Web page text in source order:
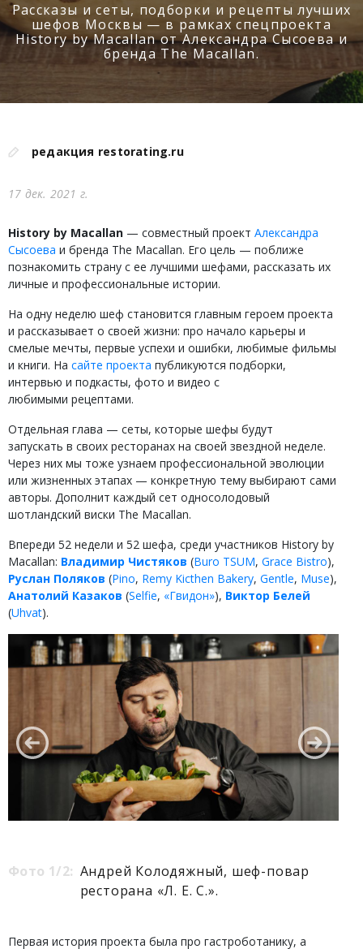
Рассказы и сеты, подборки и рецепты лучших
шефов Москвы — в рамках спецпроекта
History by Macallan от Александра Сысоева и
бренда The Macallan.
редакция restorating.ru
17 дек. 2021 г.
History by Macallan — совместный проект Александра
Сысоева и бренда The Macallan. Его цель — поближе
познакомить страну с ее лучшими шефами, рассказать их
личные и профессиональные истории.
На одну неделю шеф становится главным героем проекта
и рассказывает о своей жизни: про начало карьеры и
смелые мечты, первые успехи и ошибки, любимые фильмы
и книги. На сайте проекта публикуются подборки,
интервью и подкасты, фото и видео с
любимыми рецептами.
Отдельная глава — сеты, которые шефы будут
запускать в своих ресторанах на своей звездной неделе.
Через них мы тоже узнаем профессиональной эволюции
или жизненных этапах — конкретную тему выбирают сами
авторы. Дополнит каждый сет односолодовый
шотландский виски The Macallan.
Впереди 52 недели и 52 шефа, среди участников History by
Macallan: Владимир Чистяков (Buro TSUM, Grace Bistro),
Руслан Поляков (Pino, Remy Kicthen Bakery, Gentle, Muse),
Анатолий Казаков (Selfie, «Гвидон»), Виктор Белей
(Uhvat).
Фото 1/2: Андрей Колодяжный, шеф-повар
ресторана «Л. Е. С.».
Первая история проекта была про гастроботанику, а